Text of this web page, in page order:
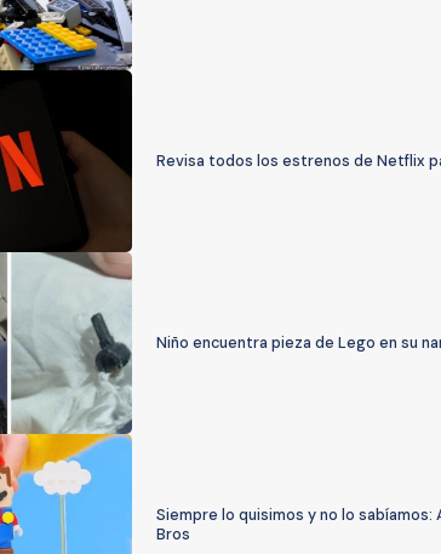
Revisa todos los estrenos de Netflix
Niño encuentra pieza de Lego en su
Siempre lo quisimos y no lo
Bros